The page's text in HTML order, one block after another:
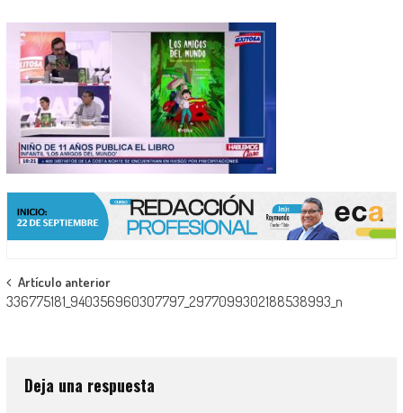
Navegación
de
Artículo anterior
336775181_940356960307797_2977099302188538993_n
Deja una respuesta